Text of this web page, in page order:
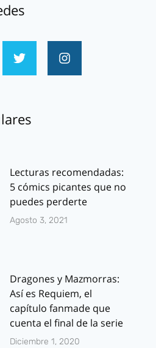
Lecturas recomendadas:
5 cómics picantes que no
puedes perderte
Agosto 3, 2021
Dragones y Mazmorras:
Así es Requiem, el
capítulo fanmade que
cuenta el final de la serie
Diciembre 1, 2020